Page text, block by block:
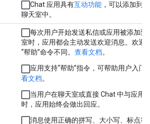
Chat 应用具有互动功能 ，可以添加到
聊天室中。
每次用户开始发送私信或应用被添加到
室时，应用都会主动发送欢迎消息。欢迎
“帮助”命令不同。 查看文档。
应用支持“帮助”指令，可帮助用户入门
看文档。
当用户在聊天室或直接 Chat 中与应用
时，应用始终会做出回应。
消息使用正确的拼写、大小写、标点符